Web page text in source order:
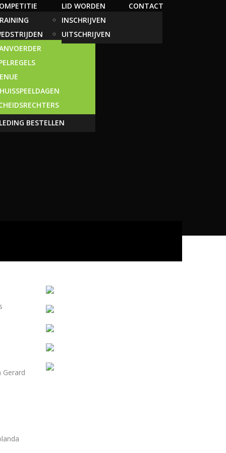
BESTELLEN
LID WORDEN
INSCHRIJVEN
UITSCHRIJVEN
CONTACT
Gerard